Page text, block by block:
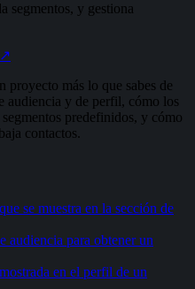
segmentos, y gestiona
↗
proyecto más lo que sabes de
audiencia y de perfil, cómo los
predefinidos, y cómo
contactos.
se muestra en la sección de
audiencia para obtener un
en el perfil de un